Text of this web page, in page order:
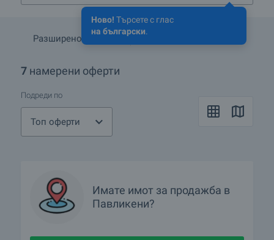
Ново! Търсете с глас
на български.
Разширено търсене
7 намерени оферти
Подреди по
Топ оферти
Имате имот за продажба в
Павликени?